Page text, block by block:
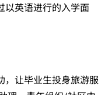
以英语进行的入学面
，让毕业生投身旅游服